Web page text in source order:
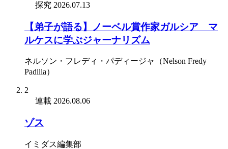
探究 2026.07.13
【弟子が語る】ノーベル賞作家ガルシア゠マ
ルケスに学ぶジャーナリズム
ネルソン・フレディ・パディージャ（Nelson Fredy
Padilla）
2
連載 2026.08.06
ゾス
イミダス編集部